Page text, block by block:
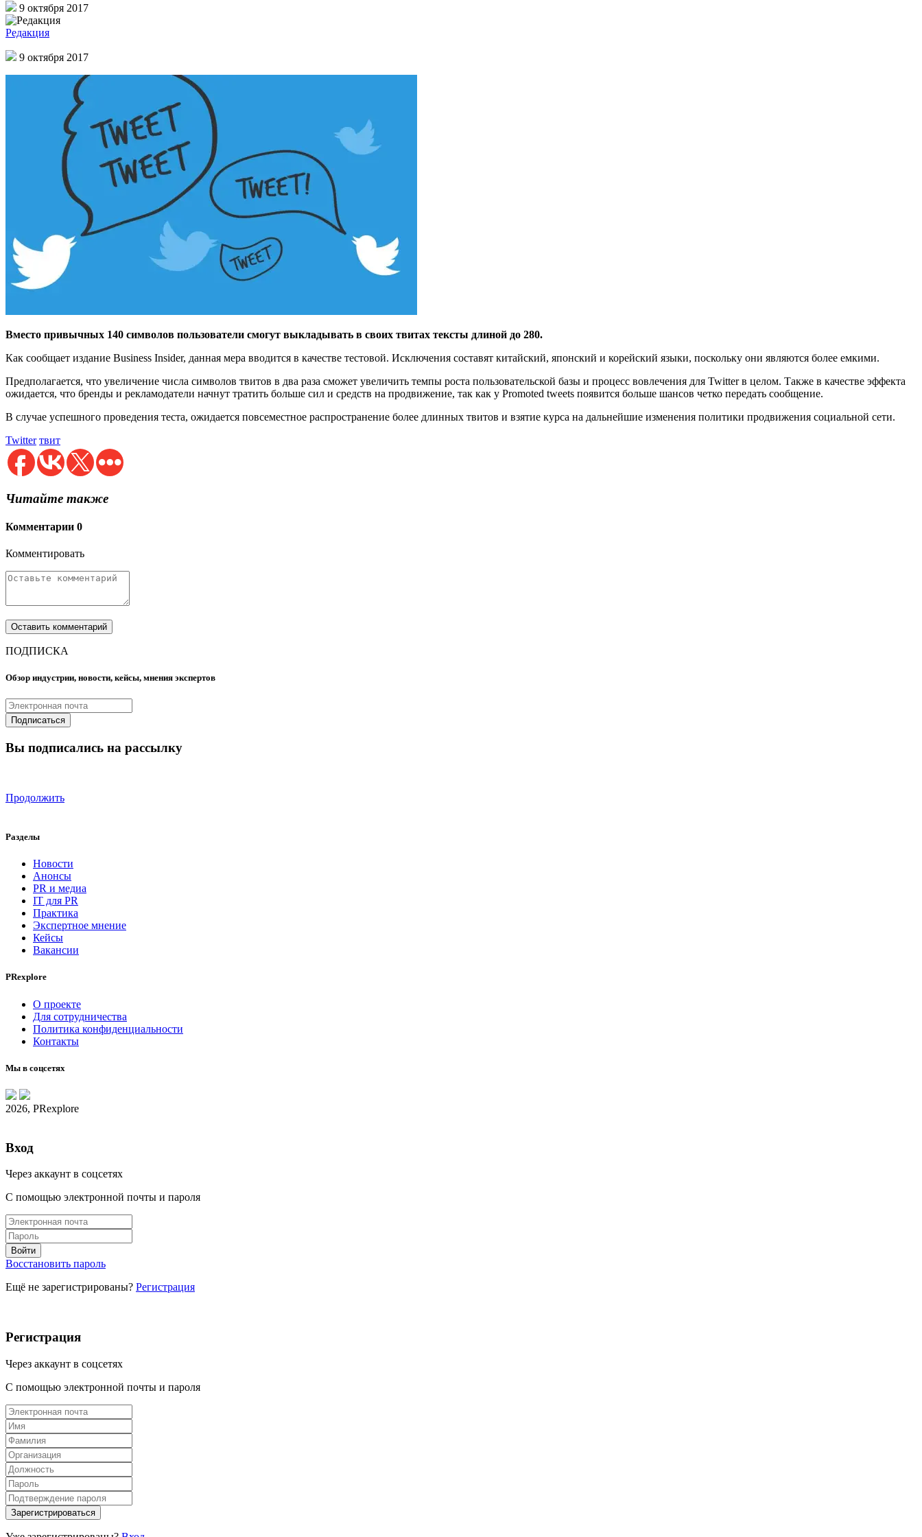
9 октября 2017
Редакция
9 октября 2017
Вместо привычных 140 символов пользователи смогут выкладывать в своих твитах тексты длиной до 280.
Как сообщает издание Business Insider, данная мера вводится в качестве тестовой. Исключения составят китайский, японский и корейский языки, поскольку они являются более емкими.
Предполагается, что увеличение числа символов твитов в два раза сможет увеличить темпы роста пользовательской базы и процесс вовлечения для Twitter в целом. Также в качестве эффекта
ожидается, что бренды и рекламодатели начнут тратить больше сил и средств на продвижение, так как у Promoted tweets появится больше шансов четко передать сообщение.
В случае успешного проведения теста, ожидается повсеместное распространение более длинных твитов и взятие курса на дальнейшие изменения политики продвижения социальной сети.
Twitter твит
Читайте также
Комментарии 0
Комментировать
ПОДПИСКА
Обзор индустрии, новости, кейсы, мнения экспертов
Вы подписались на рассылку
Продолжить
Разделы
Новости
Анонсы
PR и медиа
IT для PR
Практика
Экспертное мнение
Кейсы
Вакансии
PRexplore
О проекте
Для сотрудничества
Политика конфиденциальности
Контакты
Мы в соцсетях
2026, PRexplore
Вход
Через аккаунт в соцсетях
С помощью электронной почты и пароля
Восстановить пароль
Ещё не зарегистрированы? Регистрация
Регистрация
Через аккаунт в соцсетях
С помощью электронной почты и пароля